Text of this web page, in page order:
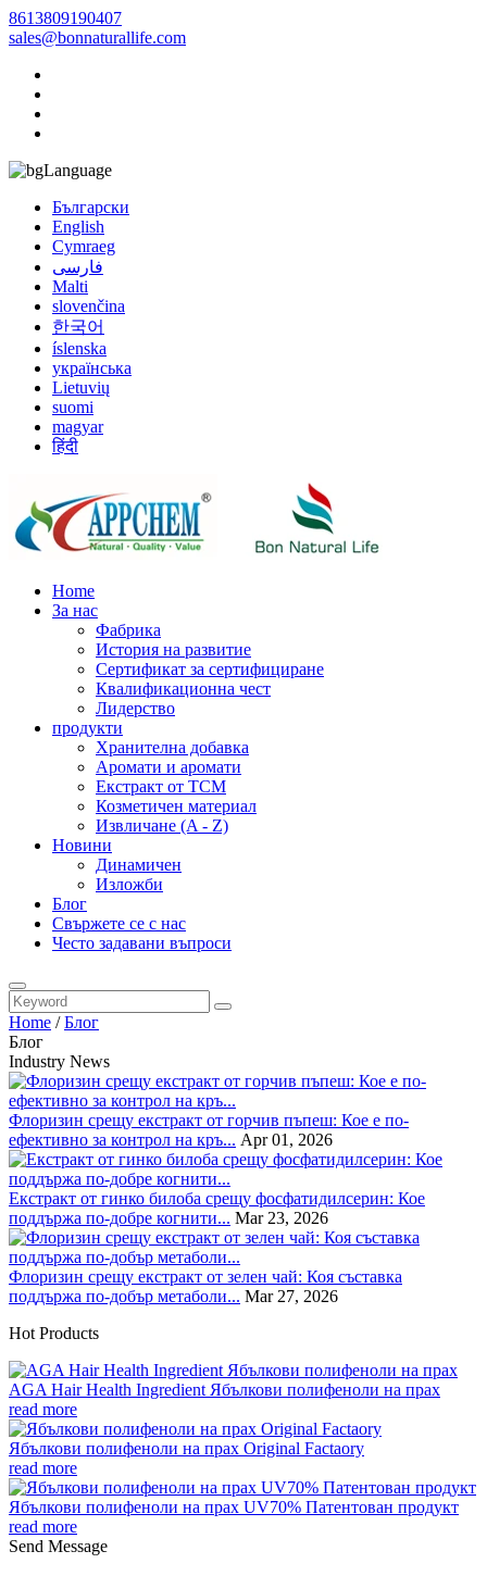
8613809190407
sales@bonnaturallife.com
Language
Български
English
Cymraeg
فارسی
Malti
slovenčina
한국어
íslenska
українська
Lietuvių
suomi
magyar
हिंदी
Home
За нас
Фабрика
История на развитие
Сертификат за сертифициране
Квалификационна чест
Лидерство
продукти
Хранителна добавка
Аромати и аромати
Екстракт от TCM
Козметичен материал
Извличане (A - Z)
Новини
Динамичен
Изложби
Блог
Свържете се с нас
Често задавани въпроси
Home /Блог
Блог
Industry News
Флоризин срещу екстракт от горчив пъпеш: Кое е по-
ефективно за контрол на кръ... Apr 01, 2026
Екстракт от гинко билоба срещу фосфатидилсерин: Кое
поддържа по-добре когнити... Mar 23, 2026
Флоризин срещу екстракт от зелен чай: Коя съставка
поддържа по-добър метаболи... Mar 27, 2026
Hot Products
AGA Hair Health Ingredient Ябълкови полифеноли на прах
read more
Ябълкови полифеноли на прах Original Factaory
read more
Ябълкови полифеноли на прах UV70% Патентован продукт
read more
Send Message